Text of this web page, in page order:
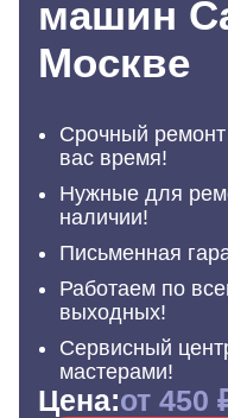
машин
Москве
Срочный
вас время!
Нужные для
наличии!
Письменная
Работаем по
выходных!
Сервисный
мастерами!
Цена:от 450